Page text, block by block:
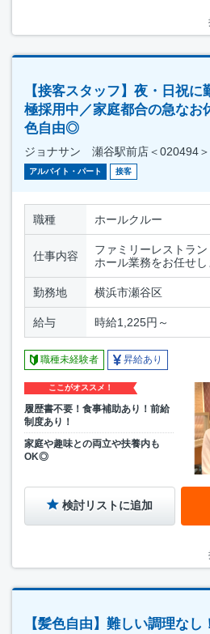
【接客スタッフ】夜・日祝
極採用中／家庭都合の急なお
色自由◎
ジョナサン 瀬谷駅前店＜020494＞
アルバイト・パート 接客
職種 ホールクルー
仕事内容
ファミリーレストラン
ホール業務をお任せし
勤務地 横浜市瀬谷区
給与 時給1,225円～
職種未経験者 昇給あり
ここがオススメ！
履歴書不要！食事補助あり！前給
制度あり！
家庭や趣味との両立や扶養内も
OK◎
検討リストに追加
【髪色自由】難しい調理な